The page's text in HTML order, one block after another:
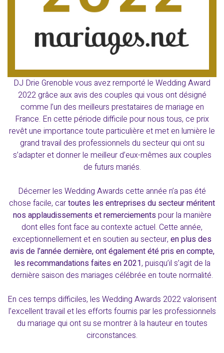
DJ Drie Grenoble vous avez remporté le Wedding Award
2022 grâce aux avis des couples qui vous ont désigné
comme l’un des meilleurs prestataires de mariage en
France. En cette période difficile pour nous tous, ce prix
revêt une importance toute particulière et met en lumière le
grand travail des professionnels du secteur qui ont su
s’adapter et donner le meilleur d’eux-mêmes aux couples
de futurs mariés.
Décerner les Wedding Awards cette année n’a pas été
chose facile, cartoutes les entreprises du secteur méritent
nos applaudissements et remerciementspour la manière
dont elles font face au contexte actuel. Cette année,
exceptionnellement et en soutien au secteur, en plus des
avis de l’année dernière, ont également été pris en compte,
les recommandations faites en 2021, puisqu’il s’agit de la
dernière saison des mariages célébrée en toute normalité.
En ces temps difficiles, les Wedding Awards 2022 valorisent
l’excellent travail et les efforts fournis par les professionnels
du mariage qui ont su se montrer à la hauteur en toutes
circonstances.